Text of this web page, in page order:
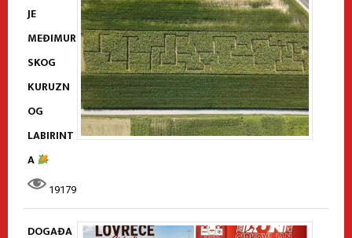
JE
MEĐIMUR
SKOG
KURUZN
OG
LABIRINT
A
19179
DOGAĐA